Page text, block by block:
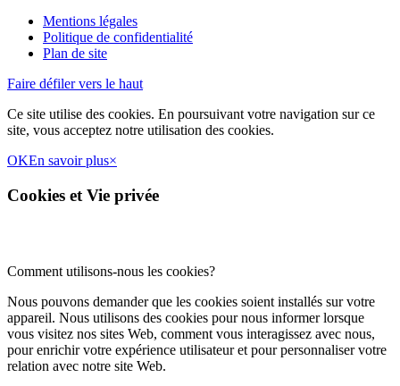
Mentions légales
Politique de confidentialité
Plan de site
Faire défiler vers le haut
Ce site utilise des cookies. En poursuivant votre navigation sur ce
site, vous acceptez notre utilisation des cookies.
OKEn savoir plus×
Cookies et Vie privée
Comment utilisons-nous les cookies?
Nous pouvons demander que les cookies soient installés sur votre
appareil. Nous utilisons des cookies pour nous informer lorsque
vous visitez nos sites Web, comment vous interagissez avec nous,
pour enrichir votre expérience utilisateur et pour personnaliser votre
relation avec notre site Web.